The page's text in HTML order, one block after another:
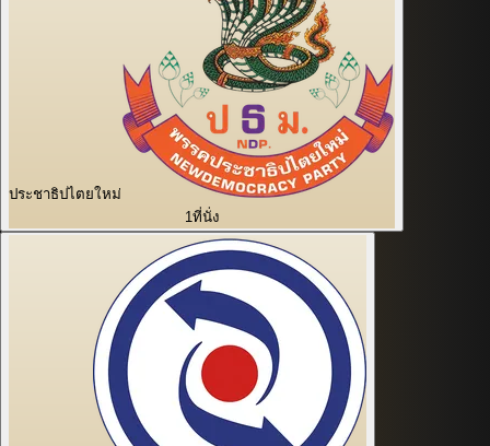
ประชาธิปไตยใหม่
1ที่นั่ง